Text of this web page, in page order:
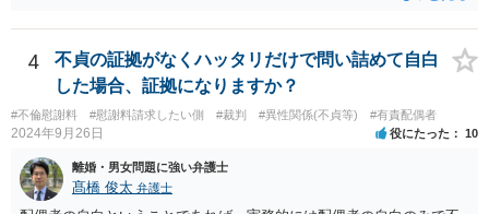
に離婚できない、ということもないと思います。 すでに依頼されてい
るということですし、例えば離婚後の養育費額について譲歩するなど
離婚の条件含めて、考えておられる通り打診してみると良いと思いま
す。 また、調停で第三者を介して再度協議してみる、ということも考
えられます。
4
不貞の証拠がなくハッタリだけで問い詰めて自白
した場合、証拠になりますか？
#不倫慰謝料 #慰謝料請求したい側 #裁判 #異性関係(不貞等) #有責配偶者
2024年9月26日 役にたった 10
離婚・男女問題に強い弁護士
髙橋 俊太 弁護士